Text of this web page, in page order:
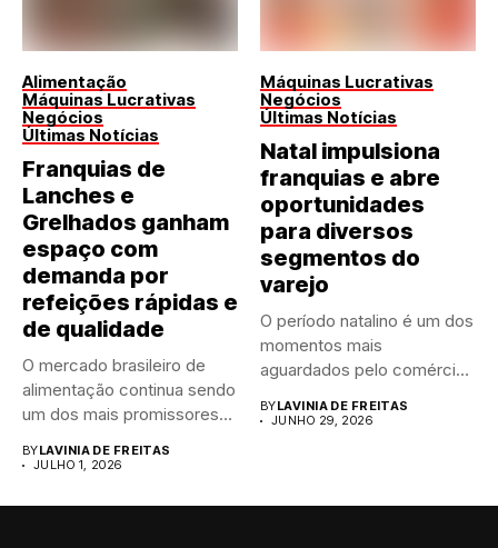
Alimentação
Máquinas Lucrativas
Negócios
Últimas Notícias
Franquias de
Lanches e
Grelhados ganham
espaço com
demanda por
refeições rápidas e
de qualidade
O mercado brasileiro de
alimentação continua sendo
um dos mais promissores
BYLAVINIA DE FREITAS
JULHO 1, 2026
Máquinas Lucrativas
Negócios
Últimas Notícias
Natal impulsiona
franquias e abre
oportunidades
para diversos
segmentos do
varejo
O período natalino é um dos
momentos mais
aguardados pelo comércio
BYLAVINIA DE FREITAS
JUNHO 29, 2026